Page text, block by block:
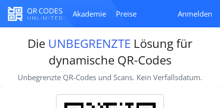
Akademie Preise Anmelden
Die UNBEGRENZTE Lösung für
dynamische QR-Codes
Unbegrenzte QR-Codes und Scans. Kein Verfallsdatum.